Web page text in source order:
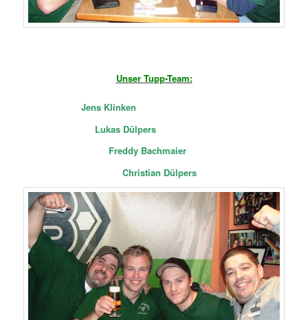
Unser Tupp-Team:
Jens Klinken
Lukas Dülpers
Freddy Bachmaier
Christian Dülpers